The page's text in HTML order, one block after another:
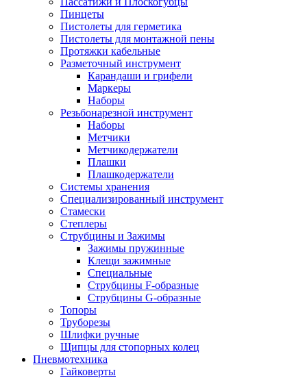
Пинцеты
Пистолеты для герметика
Пистолеты для монтажной пены
Протяжки кабельные
Разметочный инструмент
Карандаши и грифели
Маркеры
Наборы
Резьбонарезной инструмент
Наборы
Метчики
Метчикодержатели
Плашки
Плашкодержатели
Системы хранения
Специализированный инструмент
Стамески
Степлеры
Струбцины и Зажимы
Зажимы пружинные
Клещи зажимные
Специальные
Струбцины F-образные
Струбцины G-образные
Топоры
Труборезы
Шлифки ручные
Щипцы для стопорных колец
Пневмотехника
Гайковерты